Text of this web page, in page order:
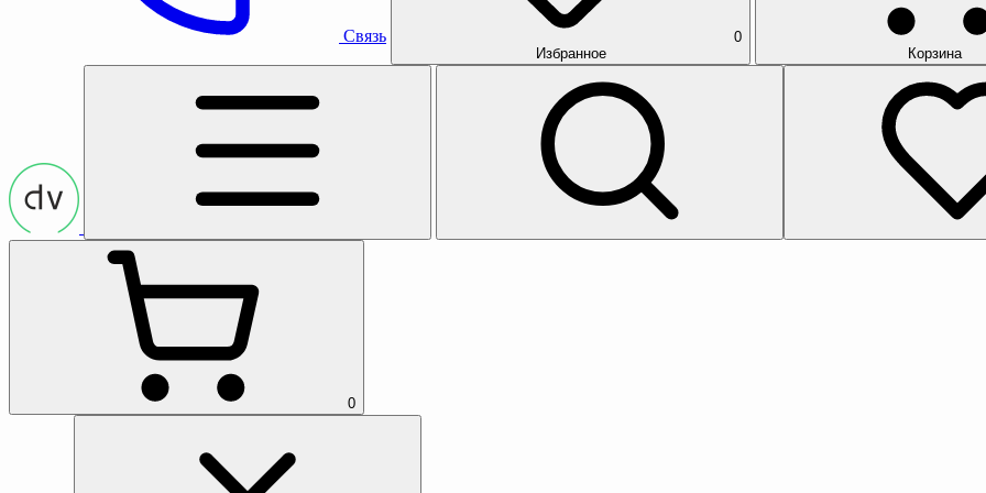
Связь
0
Избранное
Корзина
0